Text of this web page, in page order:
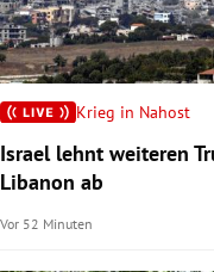
Krieg in Nahost
Israel lehnt weiteren
Libanon ab
Vor 52 Minuten